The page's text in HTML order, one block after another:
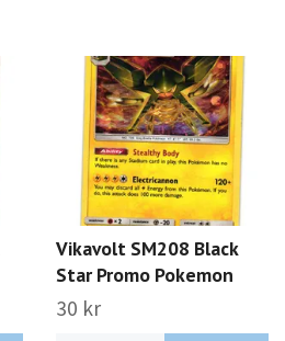
Vikavolt SM208 Black
Star Promo Pokemon
30 kr